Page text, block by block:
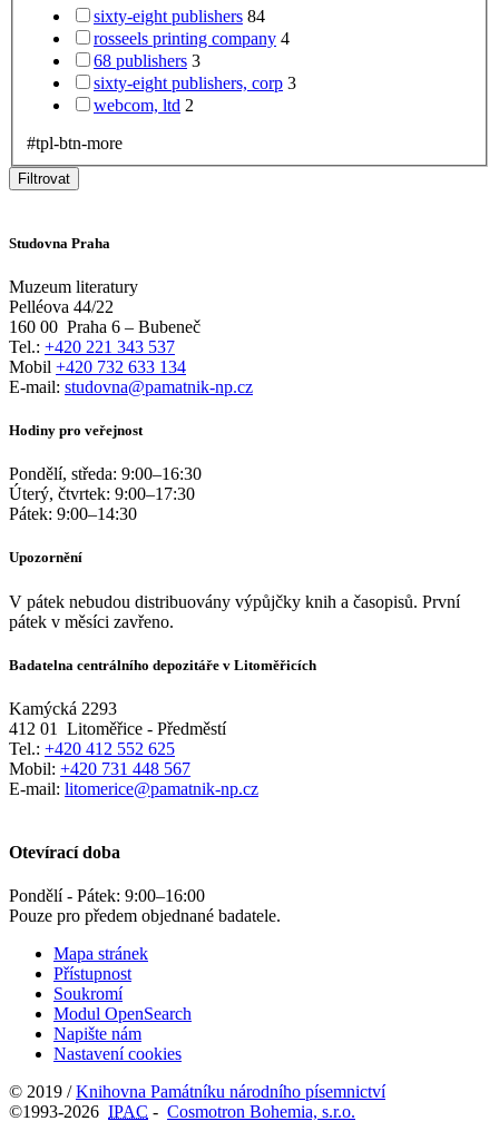
sixty-eight publishers 84
rosseels printing company 4
68 publishers 3
sixty-eight publishers, corp 3
webcom, ltd 2
#tpl-btn-more
Filtrovat
Studovna Praha
Muzeum literatury
Pelléova 44/22
160 00 Praha 6 – Bubeneč
Tel.: +420 221 343 537
Mobil +420 732 633 134
E-mail: studovna@pamatnik-np.cz
Hodiny pro veřejnost
Pondělí, středa: 9:00–16:30
Úterý, čtvrtek: 9:00–17:30
Pátek: 9:00–14:30
Upozornění
V pátek nebudou distribuovány výpůjčky knih a časopisů. První
pátek v měsíci zavřeno.
Badatelna centrálního depozitáře v Litoměřicích
Kamýcká 2293
412 01
Litoměřice - Předměstí
Tel.: +420 412 552 625
Mobil: +420 731 448 567
E-mail: litomerice@pamatnik-np.cz
Otevírací doba
Pondělí - Pátek: 9:00–16:00
Pouze pro předem objednané badatele.
Mapa stránek
Přístupnost
Soukromí
Modul OpenSearch
Napište nám
Nastavení cookies
© 2019 /Knihovna Památníku národního písemnictví
©1993-2026 IPAC - Cosmotron Bohemia, s.r.o.